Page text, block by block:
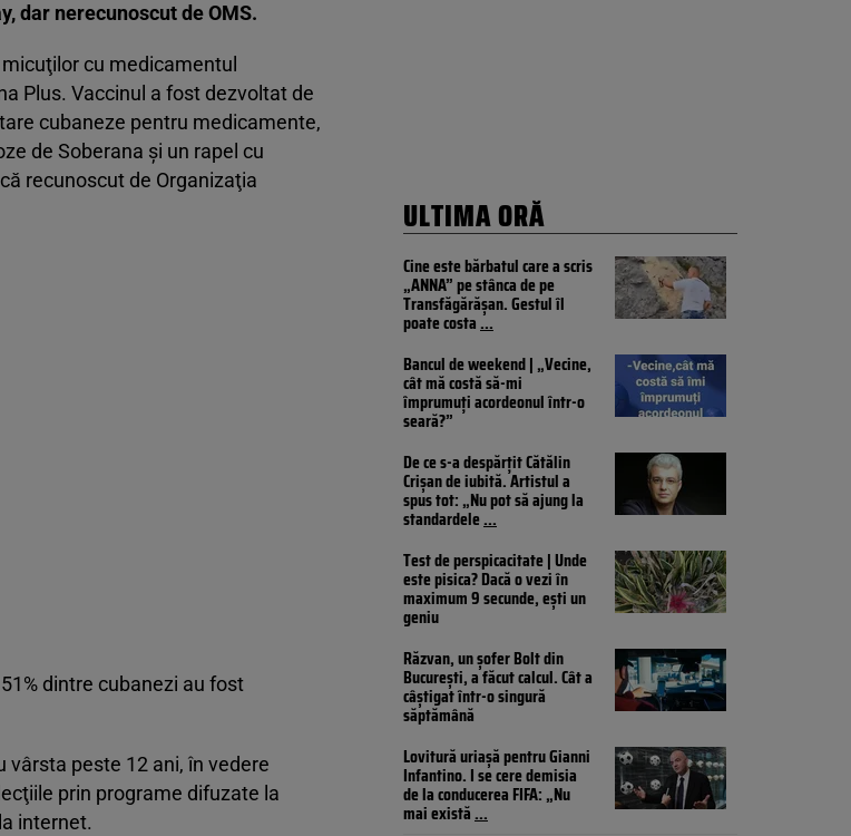
dar nerecunoscut de OMS.
cu medicamentul
Plus. Vaccinul a fost dezvoltat de
cubaneze pentru medicamente,
de Soberana şi un rapel cu
recunoscut de Organizaţia
dintre cubanezi au fost
peste 12 ani, în vedere
prin programe difuzate la
internet.
ULTIMA ORĂ
Cine este bărbatul care a scris
„ANNA” pe stânca de pe
Transfăgărășan. Gestul îl
poate costa...
Bancul de weekend | „Vecine,
cât mă costă să-mi
împrumuți acordeonul într-o
seară?”
De ce s-a despărțit Cătălin
Crișan de iubită. Artistul a
spus tot: „Nu pot să ajung la
standardele...
Test de perspicacitate | Unde
este pisica? Dacă o vezi în
maximum 9 secunde, ești un
geniu
Răzvan, un șofer Bolt din
București, a făcut calcul. Cât a
câștigat într-o singură
săptămână
Lovitură uriașă pentru Gianni
Infantino. I se cere demisia
de la conducerea FIFA: „Nu
mai există...